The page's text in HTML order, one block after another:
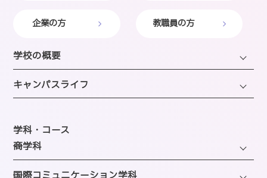
企業の方 教職員の方
学校の概要
学長・理事長挨拶
建学の精神・沿革・校歌
SAIJOの特徴
選ばれる理由
キャンパスライフ
年間スケジュール
施設のご紹介
図書館
学科・コース
─商学科
ファッション・トレンドコース